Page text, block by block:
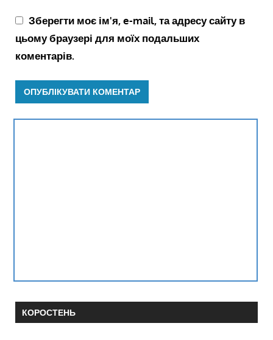
Зберегти моє ім'я, e-mail, та адресу сайту в
цьому браузері для моїх подальших
коментарів.
КОРОСТЕНЬ